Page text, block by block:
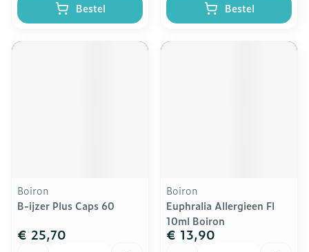
Bestel Bestel
Boiron
B-ijzer Plus Caps 60
€ 25,70
Boiron
Euphralia Allergieen Fl
10ml Boiron
€ 13,90